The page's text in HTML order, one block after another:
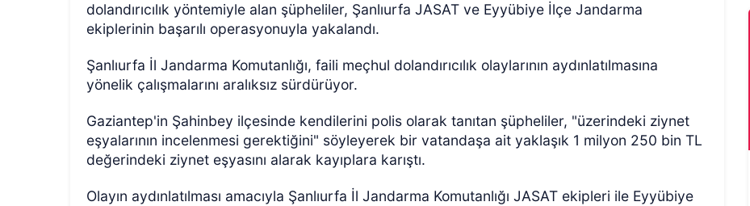
dolandırıcılık yöntemiyle alan şüpheliler, Şanlıurfa JASAT ve Eyyübiye İlçe Jandarma
ekiplerinin başarılı operasyonuyla yakalandı.
Şanlıurfa İl Jandarma Komutanlığı, faili meçhul dolandırıcılık olaylarının aydınlatılmasına
yönelik çalışmalarını aralıksız sürdürüyor.
Gaziantep'in Şahinbey ilçesinde kendilerini polis olarak tanıtan şüpheliler, "üzerindeki ziynet
eşyalarının incelenmesi gerektiğini" söyleyerek bir vatandaşa ait yaklaşık 1 milyon 250 bin TL
değerindeki ziynet eşyasını alarak kayıplara karıştı.
Olayın aydınlatılması amacıyla Şanlıurfa İl Jandarma Komutanlığı JASAT ekipleri ile Eyyübiye